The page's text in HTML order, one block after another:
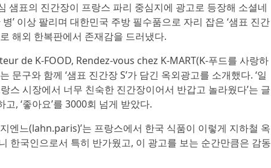
샘표의 진간장이 프랑스 파리 중심지에 광고로 등장해 소셜네
’ 이상 팔리며 대한민국 주방 필수품으로 자리 잡은 ‘샘표 진간
해외 한복판에서 존재감을 드러냈다.
de K-FOOD, Rendez-vous chez K-MART(K-푸드를 사랑하
문구와 함께 ‘샘표 진간장 S’가 담긴 옥외광고를 소개했다. ‘일
스 시장에서 너무 친숙한 진간장이어서 반갑고 놀라웠다’는 글
, ‘좋아요’를 3000회 넘게 받았다.
엔느(lahn.paris)’는 프랑스에서 한국 식품이 이렇게 지하철 옥
한국인으로서 특히 반가웠고, 이 광고를 보는 순간만큼은 감동